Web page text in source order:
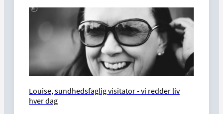
Louise, sundhedsfaglig visitator - vi redder liv
hver dag